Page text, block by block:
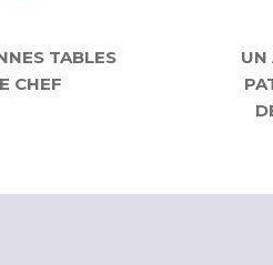
TABLES
CHEF
UN